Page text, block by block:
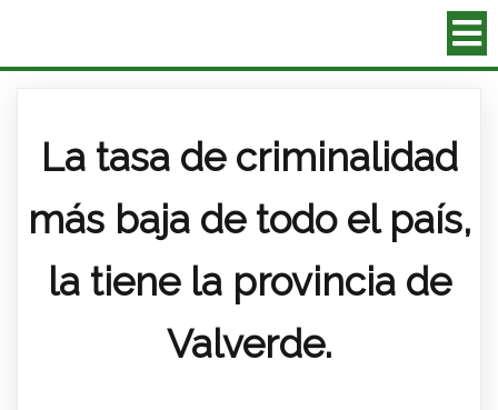
La tasa de criminalidad
más baja de todo el país,
la tiene la provincia de
Valverde.